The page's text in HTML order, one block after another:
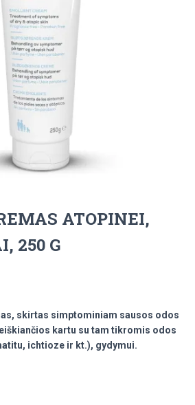
ATOPINEI,
250 G
skirtas simptominiam sausos odos
kartu su tam tikromis odos
ichtioze ir kt.), gydymui.